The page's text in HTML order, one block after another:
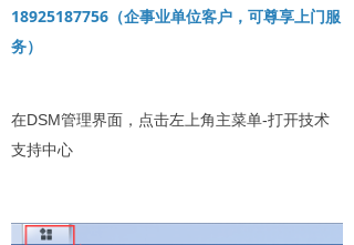
18925187756（企事业单位客户，可尊享上门服
务）
在DSM管理界面，点击左上角主菜单-打开技术
支持中心